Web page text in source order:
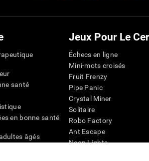
santé
en bonne santé
âgés
Jeux Pour Le
Échecs en ligne
Mini-mots croisés
Fruit Frenzy
Pipe Panic
Crystal Miner
Solitaire
Robo Factory
Ant Escape
Neon Lights